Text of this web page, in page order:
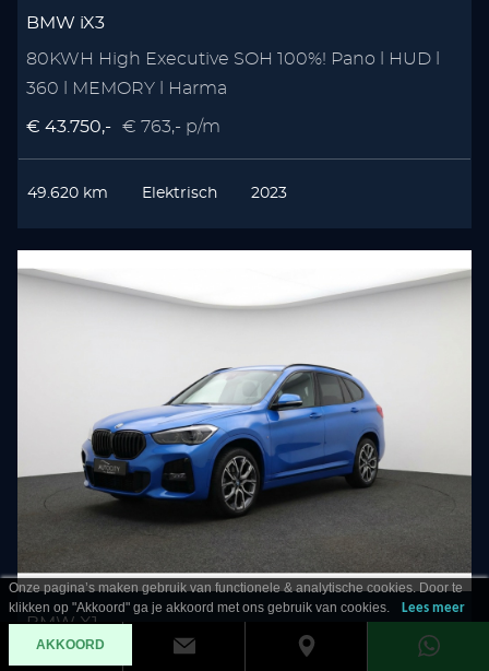
BMW iX3
80KWH High Executive SOH 100%! Pano l HUD l
360 l MEMORY l Harma
€ 43.750,- € 763,- p/m
49.620 km Elektrisch 2023
BMW X1
sDrive 20i M Sport Pano l Memory l Trekhaak l
Onze pagina’s maken gebruik van functionele & analytische cookies. Door te
klikken op "Akkoord" ga je akkoord met ons gebruik van cookies.
Lees meer
AKKOORD